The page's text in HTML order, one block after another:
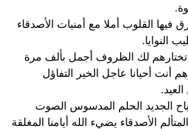
فيها القلوب أملا مع أمنيات الأصدقاء
النوايا.
تختارهم لك الظروف أجمل بألف مرة
أنت أحيانا عاجل الخير التفاؤل
الجديد الحلم المدسوس الصوت
الأصدقاء يضيء الله أيامنا المغلقة